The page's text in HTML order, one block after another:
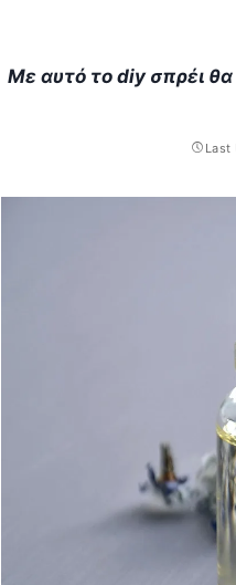
Με αυτό το diy σπρέι
Last